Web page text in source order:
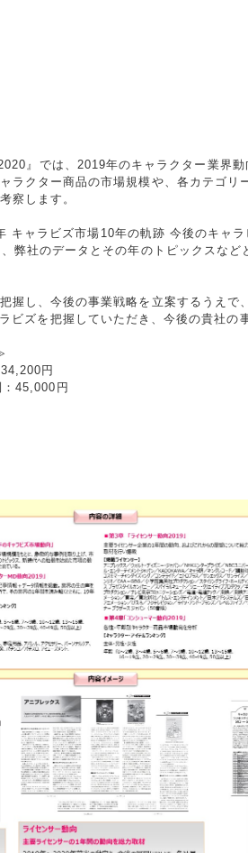
』では、2019年のキャラクター業界動
ラクター商品の市場規模や、各カテゴリ
察します。
キャラビズ市場10年の軌跡 今後のキャラ
弊社のデータとその年のトピックスなど
握し、今後の事業戦略を立案するうえで
ビズを把握していただき、今後の貴社の
円
45,000円